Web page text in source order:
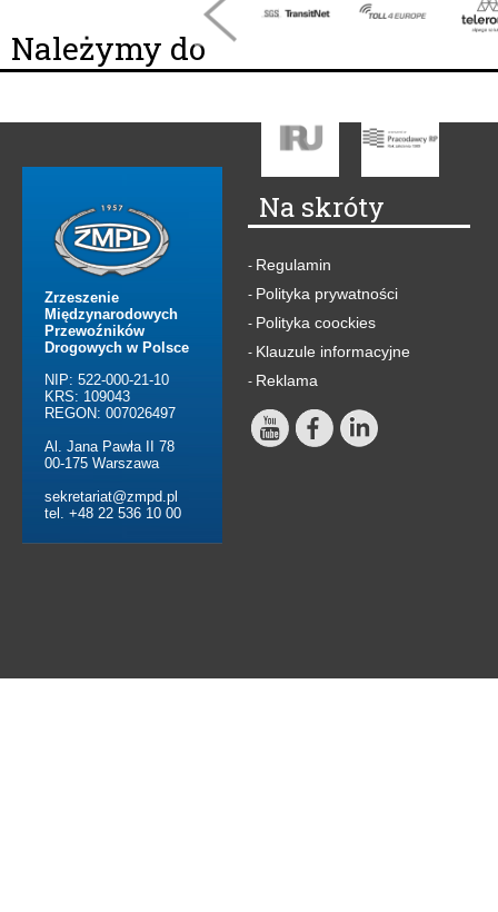
Należymy do
Zrzeszenie
Międzynarodowych
Przewoźników
Drogowych w Polsce
NIP: 522-000-21-10
KRS: 109043
REGON: 007026497
Al. Jana Pawła II 78
00-175 Warszawa
sekretariat@zmpd.pl
tel. +48 22 536 10 00
Na skróty
- Regulamin
- Polityka prywatności
- Polityka coockies
- Klauzule informacyjne
- Reklama